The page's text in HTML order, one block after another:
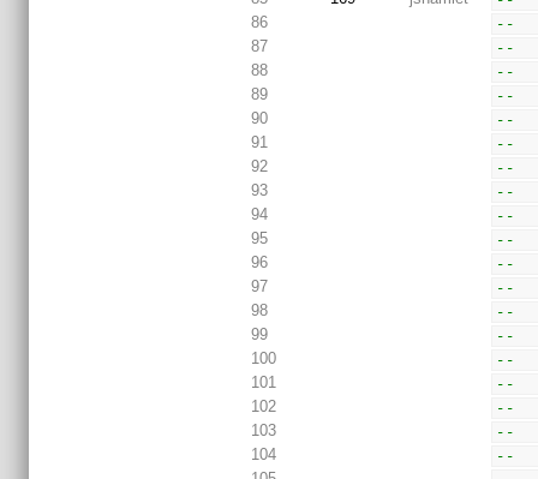
86
--
87
--
88
--
89
--
90
--
91
--
92
--
93
--
94
--
95
--
96
--
97
--
98
--
99
--
100
--
101
--
102
--
103
--
104
--